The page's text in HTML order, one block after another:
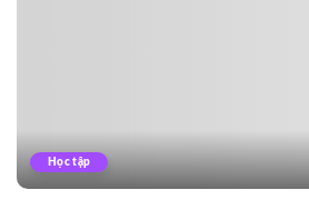
Học tập